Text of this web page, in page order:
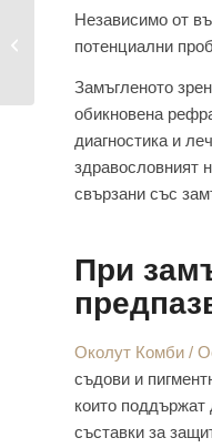
Независимо от
потенциални
Замъгленото
обикновена
диагностика и
здравословният
свързани със
При
Околут Комби /
съдови и
които поддържат
съставки за
Мушици в очите – за
какво състояние